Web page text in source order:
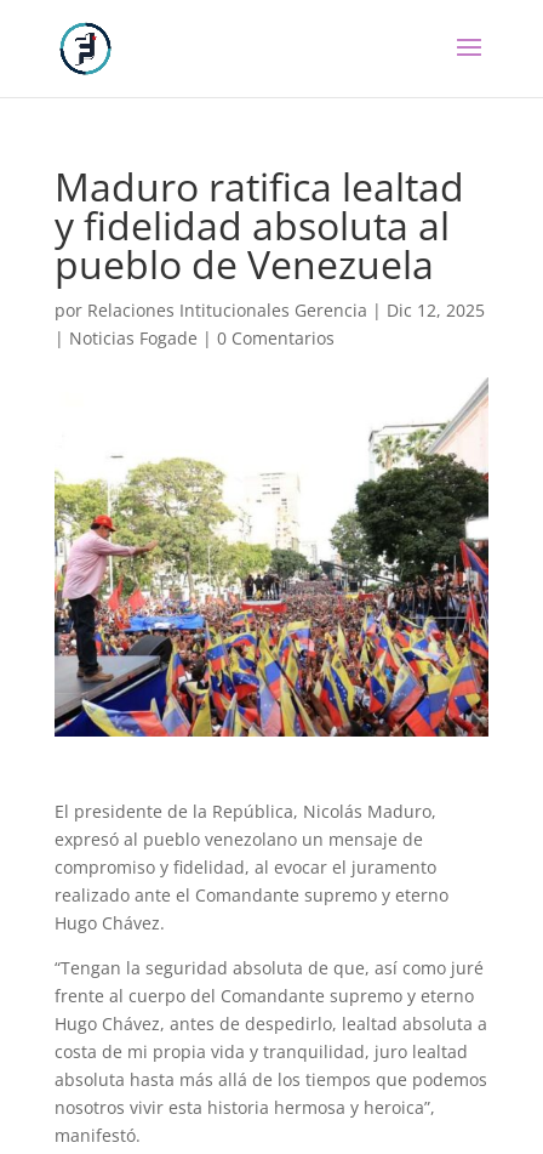
Maduro ratifica lealtad
y fidelidad absoluta al
pueblo de Venezuela
por Relaciones Intitucionales Gerencia | Dic 12, 2025
| Noticias Fogade | 0 Comentarios
El presidente de la República, Nicolás Maduro,
expresó al pueblo venezolano un mensaje de
compromiso y fidelidad, al evocar el juramento
realizado ante el Comandante supremo y eterno
Hugo Chávez.
“Tengan la seguridad absoluta de que, así como juré
frente al cuerpo del Comandante supremo y eterno
Hugo Chávez, antes de despedirlo, lealtad absoluta a
costa de mi propia vida y tranquilidad, juro lealtad
absoluta hasta más allá de los tiempos que podemos
nosotros vivir esta historia hermosa y heroica”,
manifestó.